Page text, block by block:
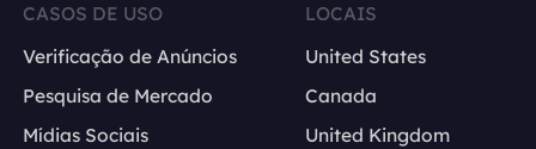
CASOS DE USO
Verificação de Anúncios
Pesquisa de Mercado
Mídias Sociais
LOCAIS
United States
Canada
United Kingdom